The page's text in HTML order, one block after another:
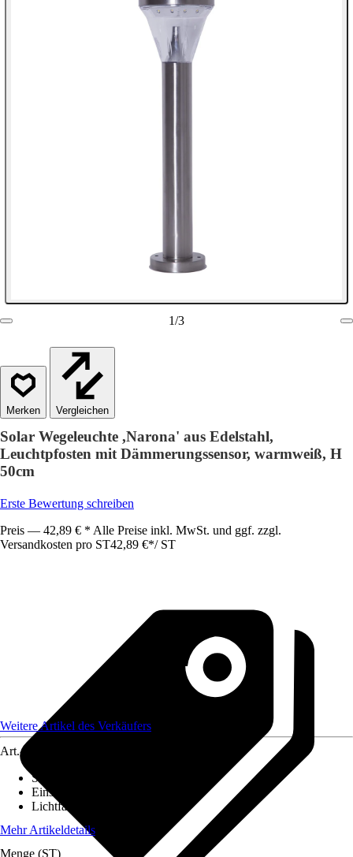
1/3
Vergleichen
Solar Wegeleuchte ,Narona' aus Edelstahl,
Leuchtpfosten mit Dämmerungssensor, warmweiß, H
50cm
Erste Bewertung schreiben
Preis — 42,89 € * Alle Preise inkl. MwSt. und ggf. zzgl.
Versandkosten pro ST42,89 €*/ ST
Weitere Artikel des Verkäufers
Art.-Nr.
Stromversorgung
Einsatzbereich
Lichtfarbe
Mehr Artikeldetails
Menge (ST)